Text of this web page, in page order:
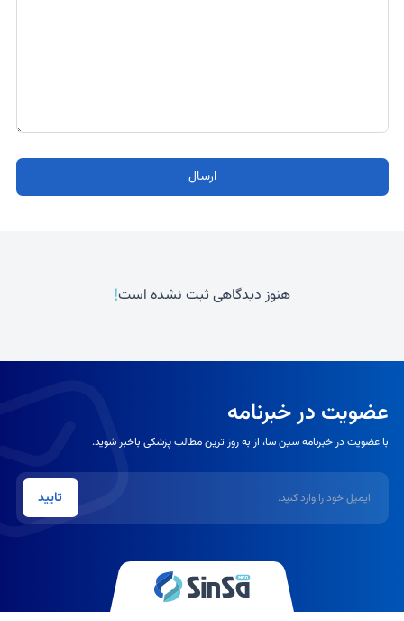
ارسال
هنوز دیدگاهی ثبت نشده است!
عضویت در خبرنامه
با عضویت در خبرنامه سین سا، از به روز ترین مطالب پزشکی باخبر شوید.
تایید